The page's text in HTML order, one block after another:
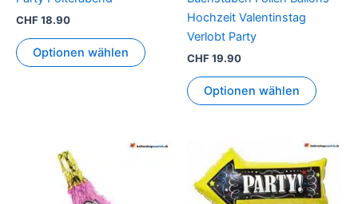
CHF18.90
Optionen wählen
Hochzeit Valentinstag
Verlobt Party
CHF19.90
Optionen wählen